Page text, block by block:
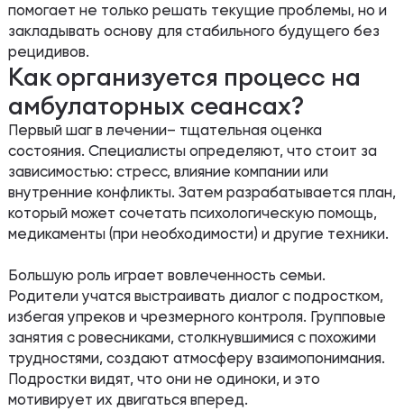
помогает не только решать текущие проблемы, но и
закладывать основу для стабильного будущего без
рецидивов.
Как организуется процесс на
амбулаторных сеансах?
Первый шаг в лечении– тщательная оценка
состояния. Специалисты определяют, что стоит за
зависимостью: стресс, влияние компании или
внутренние конфликты. Затем разрабатывается план,
который может сочетать психологическую помощь,
медикаменты (при необходимости) и другие техники.
Большую роль играет вовлеченность семьи.
Родители учатся выстраивать диалог с подростком,
избегая упреков и чрезмерного контроля. Групповые
занятия с ровесниками, столкнувшимися с похожими
трудностями, создают атмосферу взаимопонимания.
Подростки видят, что они не одиноки, и это
мотивирует их двигаться вперед.